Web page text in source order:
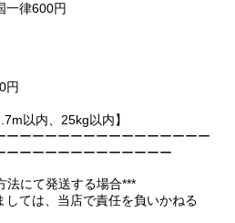
一律600円
円
以内、25kg以内】
ーーーーーーーーーーーーーーーー
ーーーーーーーーーーーーー
法にて発送する場合***
ては、当店で責任を負いかねる